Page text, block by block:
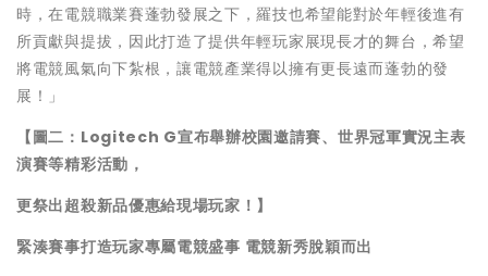
時，在電競職業賽蓬勃發展之下，羅技也希望能對於年輕後進有
所貢獻與提拔，因此打造了提供年輕玩家展現長才的舞台，希望
將電競風氣向下紮根，讓電競產業得以擁有更長遠而蓬勃的發
展！」
【圖二： Logitech G宣布舉辦校園邀請賽、世界冠軍實況主表
演賽等精彩活動，
更祭出超殺新品優惠給現場玩家！】
緊湊賽事打造玩家專屬電競盛事 電競新秀脫穎而出